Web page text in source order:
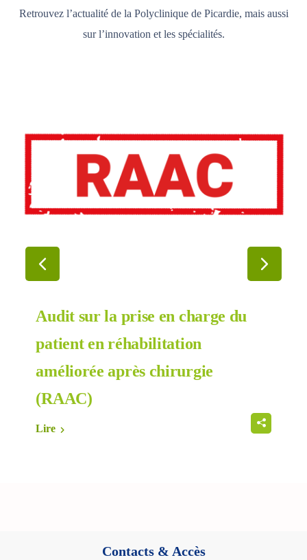
Retrouvez l’actualité de la Polyclinique de Picardie, mais aussi
sur l’innovation et les spécialités.
Audit sur la prise en charge du
patient en réhabilitation
améliorée après chirurgie
(RAAC)
Lire
Contacts & Accès